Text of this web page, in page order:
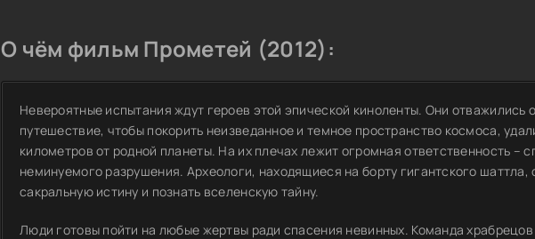
О чём фильм Прометей (2012):
Невероятные испытания ждут героев этой эпической киноленты. Они отважились
путешествие, чтобы покорить неизведанное и темное пространство космоса,
километров от родной планеты. На их плечах лежит огромная ответственность –
неминуемого разрушения. Археологи, находящиеся на борту гигантского шаттла,
сакральную истину и познать вселенскую тайну.
Люди готовы пойти на любые жертвы ради спасения невинных. Команда